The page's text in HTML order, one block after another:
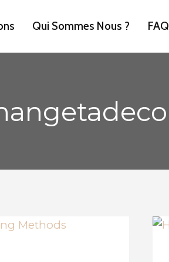
Qui Sommes Nous ? FAQ